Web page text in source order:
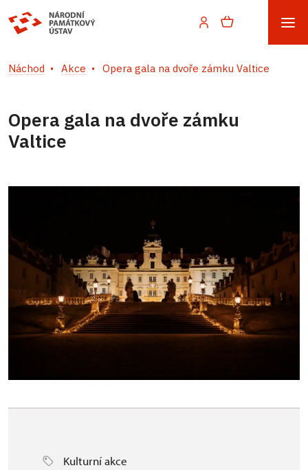
Náchod Akce Opera gala na dvoře zámku Valtice
Opera gala na dvoře zámku
Valtice
Kulturní akce